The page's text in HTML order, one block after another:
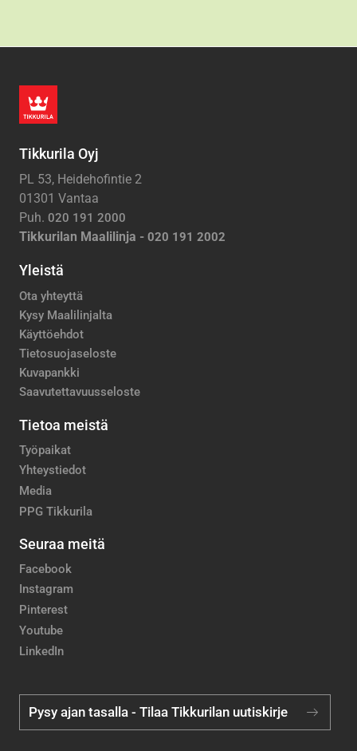
Tikkurila Oyj
PL 53, Heidehofintie 2
01301 Vantaa
Puh. 020 191 2000
Tikkurilan Maalilinja - 020 191 2002
Yleistä
Ota yhteyttä
Kysy Maalilinjalta
Käyttöehdot
Tietosuojaseloste
Kuvapankki
Saavutettavuusseloste
Tietoa meistä
Työpaikat
Yhteystiedot
Media
PPG Tikkurila
Seuraa meitä
Facebook
Instagram
Pinterest
Youtube
LinkedIn
Pysy ajan tasalla - Tilaa Tikkurilan uutiskirje